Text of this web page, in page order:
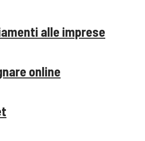
alle imprese
online